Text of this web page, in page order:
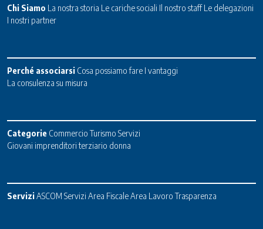
Chi Siamo La nostra storia Le cariche sociali Il nostro staff Le delegazioni
I nostri partner
Perché associarsi Cosa possiamo fare I vantaggi
La consulenza su misura
Categorie Commercio Turismo Servizi
Giovani imprenditori terziario donna
ServiziASCOM Servizi Area FiscaleArea Lavoro Trasparenza